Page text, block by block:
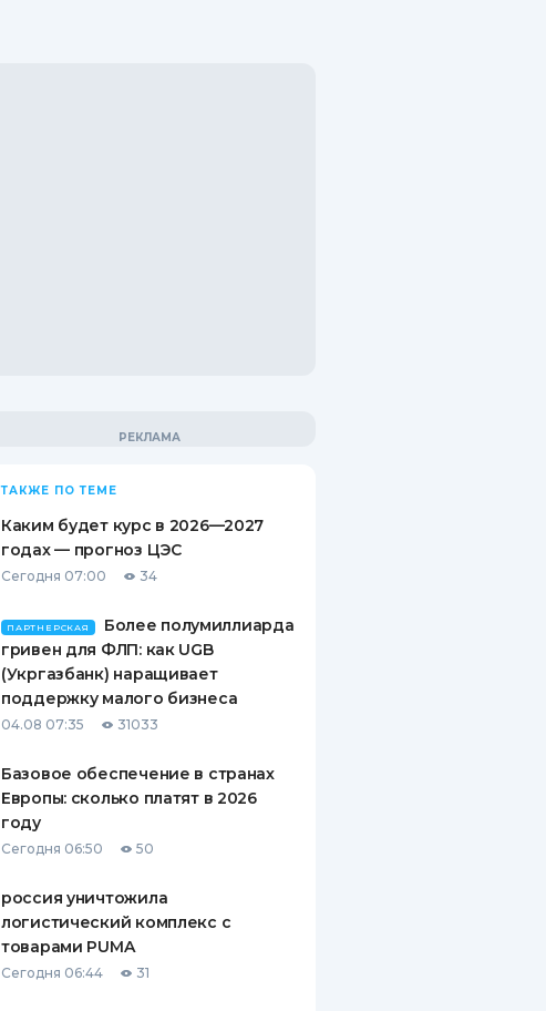
ТАКЖЕ ПО ТЕМЕ
Каким будет курс в 2026—2027
годах — прогноз ЦЭС
Сегодня 07:00 34
ПАРТНЕРСКАЯ
Более полумиллиарда
гривен для ФЛП: как UGB
(Укргазбанк) наращивает
поддержку малого бизнеса
04.08 07:35 31033
Базовое обеспечение в странах
Европы: сколько платят в 2026
году
Сегодня 06:50 50
россия уничтожила
логистический комплекс с
товарами PUMA
Сегодня 06:44 31